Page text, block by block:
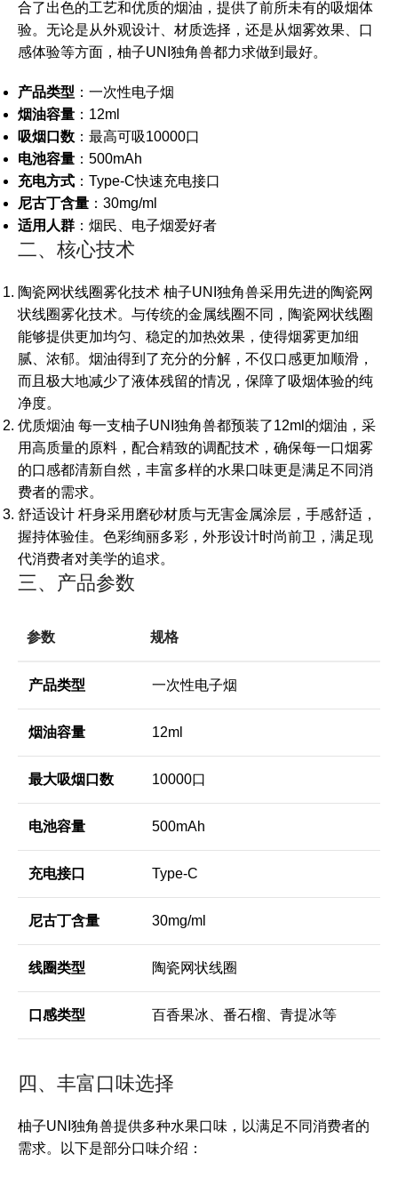
合了出色的工艺和优质的烟油，提供了前所未有的吸烟体
验。无论是从外观设计、材质选择，还是从烟雾效果、口
感体验等方面，柚子UNI独角兽都力求做到最好。
产品类型 ：一次性电子烟
烟油容量 ：12ml
吸烟口数 ：最高可吸10000口
电池容量 ：500mAh
充电方式 ：Type-C快速充电接口
尼古丁含量 ：30mg/ml
适用人群 ：烟民、电子烟爱好者
二、核心技术
陶瓷网状线圈雾化技术 柚子UNI独角兽采用先进的陶瓷网
状线圈雾化技术。与传统的金属线圈不同，陶瓷网状线圈
能够提供更加均匀、稳定的加热效果，使得烟雾更加细
腻、浓郁。烟油得到了充分的分解，不仅口感更加顺滑，
而且极大地减少了液体残留的情况，保障了吸烟体验的纯
净度。
优质烟油 每一支柚子UNI独角兽都预装了12ml的烟油，采
用高质量的原料，配合精致的调配技术，确保每一口烟雾
的口感都清新自然，丰富多样的水果口味更是满足不同消
费者的需求。
舒适设计 杆身采用磨砂材质与无害金属涂层，手感舒适，
握持体验佳。色彩绚丽多彩，外形设计时尚前卫，满足现
代消费者对美学的追求。
三、产品参数
参数 规格
产品类型 一次性电子烟
烟油容量 12ml
最大吸烟口数 10000口
电池容量 500mAh
充电接口 Type-C
尼古丁含量 30mg/ml
线圈类型 陶瓷网状线圈
口感类型 百香果冰、番石榴、青提冰等
四、丰富口味选择
柚子UNI独角兽提供多种水果口味，以满足不同消费者的
需求。以下是部分口味介绍：